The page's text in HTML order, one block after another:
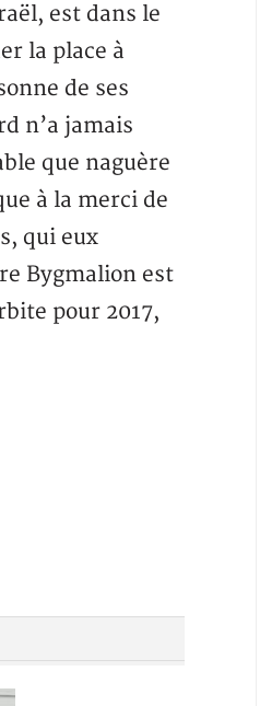
est dans le
la place à
de ses
n’a jamais
que naguère
à la merci de
qui eux
Bygmalion est
pour 2017,